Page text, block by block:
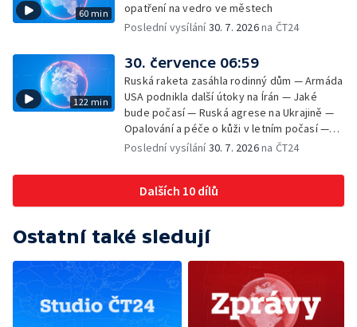
60 min
opatření na vedro ve městech
Poslední vysílání30. 7. 2026na ČT24
122 min
30. července 06:59
Ruská raketa zasáhla rodinný dům — Armáda
USA podnikla další útoky na Írán — Jaké
bude počasí — Ruská agrese na Ukrajině —
Opalování a péče o kůži v letním počasí —
Filmové premiéry — Komedie Dovolená v
na chování řidičů
Poslední vysílání30. 7. 2026na ČT24
Dalších 10 dílů
Ostatní také sledují